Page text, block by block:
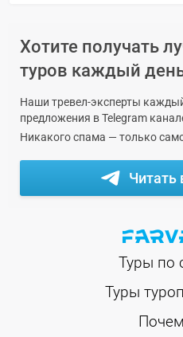
Хотите получать
туров каждый
Наши тревел-эксперты
предложения в Telegram
Никакого спама — только
Читать
Туры по
Туры